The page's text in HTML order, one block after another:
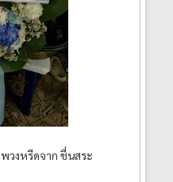
วงหรีดจาก ชื่นสระ